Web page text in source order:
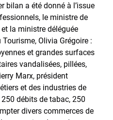
bilan a été donné à l’issue
le ministre de
la ministre déléguée
Olivia Grégoire :
et grandes surfaces
vandalisées, pillées,
Marx, président
et des industries de
débits de tabac, 250
divers commerces de